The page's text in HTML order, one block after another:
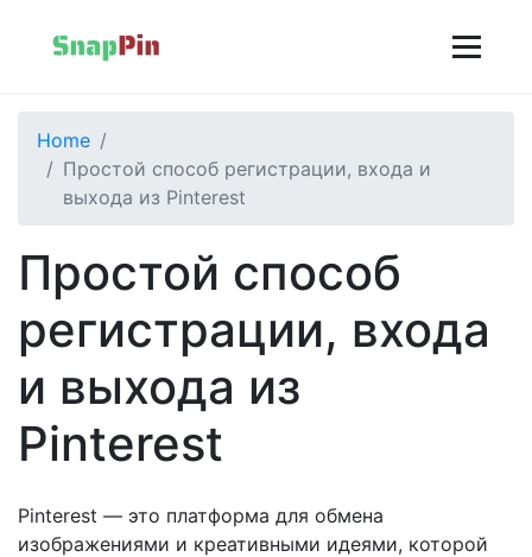
Home
Простой способ регистрации, входа и
выхода из Pinterest
Простой способ
регистрации, входа
и выхода из
Pinterest
Pinterest — это платформа для обмена
изображениями и креативными идеями, которой